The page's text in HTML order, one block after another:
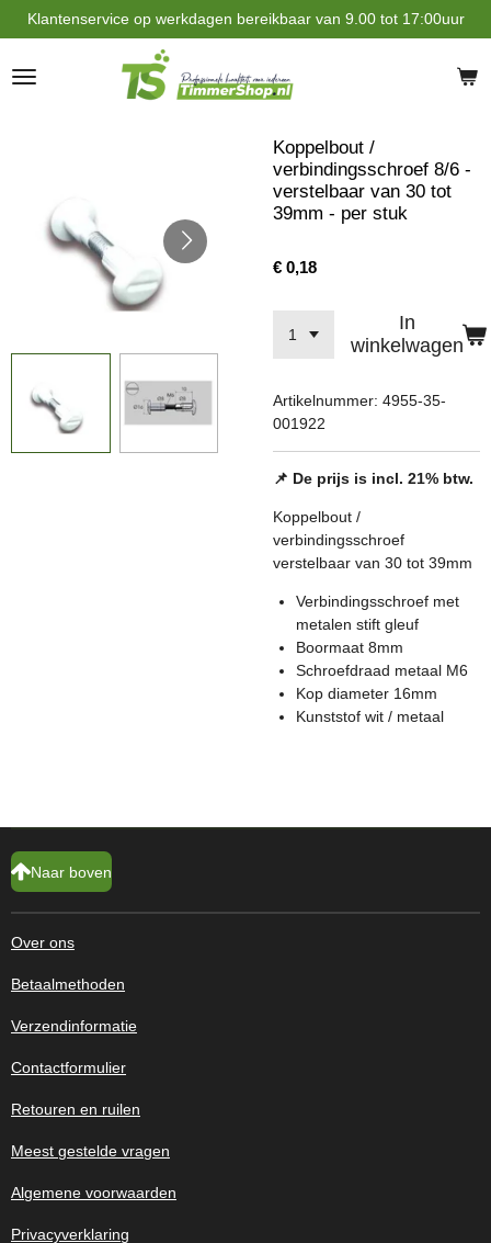
Ga
direct
naar
de
Klantenservice op werkdagen bereikbaar van 9.00 tot 17:00uur
Koppelbout /
verbindingsschroef 8/6 -
verstelbaar van 30 tot
39mm - per stuk
€ 0,18
In
winkelwagen
Artikelnummer: 4955-35-
001922
📌 De prijs is incl. 21% btw.
Koppelbout /
verbindingsschroef
verstelbaar van 30 tot 39mm
Verbindingsschroef met
metalen stift gleuf
Boormaat 8mm
Schroefdraad metaal M6
Kop diameter 16mm
Kunststof wit / metaal
Naar boven
Over ons
Betaalmethoden
Verzendinformatie
Contactformulier
Retouren en ruilen
Meest gestelde vragen
Algemene voorwaarden
Privacyverklaring